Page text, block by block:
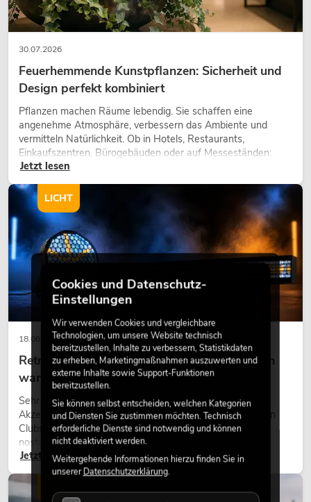
30.07.2026
Feuerhemmende Kunstpflanzen: Sicherheit und
Design perfekt kombiniert
Pflanzen machen Räume lebendig. Sie schaffen eine
angenehme Atmosphäre, verbessern das Ambiente und
vermitteln Natürlichkeit. Ob in Hotels, Restaurants,
Einkaufszentren, Bürogebäuden oder auf Messeständen:
eine hochwertige Begrünung gehört heute längst zum
modernen Raumkonzept.
Jetzt lesen
18.06.2026
Retro-Licht im modernen Lichtdesign: Warum
warmes Licht wieder wirkt
Sehr warmes Licht, sichtbare Leuchtflächen und farbige
Akzente prägen viele aktuelle Lichtdesigns auf Bühnen, in
Clubs und bei Events. Retro-Licht ist dabei kein rein
nostalgischer Effekt, sondern ein bewusst eingesetztes
Gestaltungsmittel: Es schafft Atmosphäre, gibt Szenen
Charakter und kann technische LED-Setups emotionaler
wirken lassen.
Jetzt lesen
LICHT
Cookies und Datenschutz-
Einstellungen
Wir verwenden Cookies und vergleichbare
Technologien, um unsere Website technisch
bereitzustellen, Inhalte zu verbessern, Statistikdaten
zu erheben, Marketingmaßnahmen auszuwerten und
externe Inhalte sowie Support-Funktionen
bereitzustellen.
Sie können selbst entscheiden, welchen Kategorien
und Diensten Sie zustimmen möchten. Technisch
erforderliche Dienste sind notwendig und können
nicht deaktiviert werden.
Weitergehende Informationen hierzu finden Sie in
unsererDatenschutzerklärung.